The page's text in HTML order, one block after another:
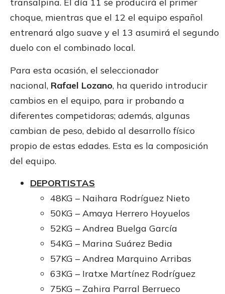
transalpina. El día 11 se producirá el primer
choque, mientras que el 12 el equipo español
entrenará algo suave y el 13 asumirá el segundo
duelo con el combinado local.
Para esta ocasión, el seleccionador
nacional, Rafael Lozano, ha querido introducir
cambios en el equipo, para ir probando a
diferentes competidoras; además, algunas
cambian de peso, debido al desarrollo físico
propio de estas edades. Esta es la composición
del equipo.
DEPORTISTAS
48KG – Naihara Rodríguez Nieto
50KG – Amaya Herrero Hoyuelos
52KG – Andrea Buelga García
54KG – Marina Suárez Bedia
57KG – Andrea Marquino Arribas
63KG – Iratxe Martínez Rodríguez
75KG – Zahira Parral Berrueco